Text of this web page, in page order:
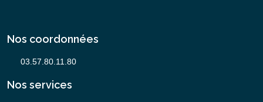
Nos coordonnées
Nos services